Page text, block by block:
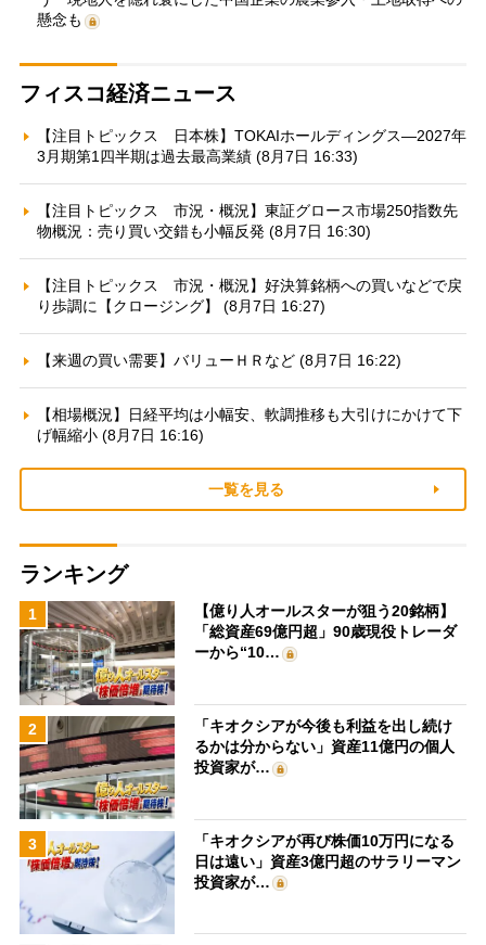
懸念も
フィスコ経済ニュース
【注目トピックス 日本株】TOKAIホールディングス—2027年
3月期第1四半期は過去最高業績 (8月7日 16:33)
【注目トピックス 市況・概況】東証グロース市場250指数先
物概況：売り買い交錯も小幅反発 (8月7日 16:30)
【注目トピックス 市況・概況】好決算銘柄への買いなどで戻
り歩調に【クロージング】 (8月7日 16:27)
【来週の買い需要】バリューＨＲなど (8月7日 16:22)
【相場概況】日経平均は小幅安、軟調推移も大引けにかけて下
げ幅縮小 (8月7日 16:16)
一覧を見る
ランキング
1
【億り人オールスターが狙う20銘柄】
「総資産69億円超」90歳現役トレーダ
ーから“10…
2
「キオクシアが今後も利益を出し続け
るかは分からない」資産11億円の個人
投資家が…
3
「キオクシアが再び株価10万円になる
日は遠い」資産3億円超のサラリーマン
投資家が…